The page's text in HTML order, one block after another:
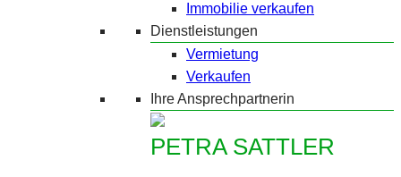
Immobilie verkaufen
Dienstleistungen
Vermietung
Verkaufen
Ihre Ansprechpartnerin
PETRA SATTLER